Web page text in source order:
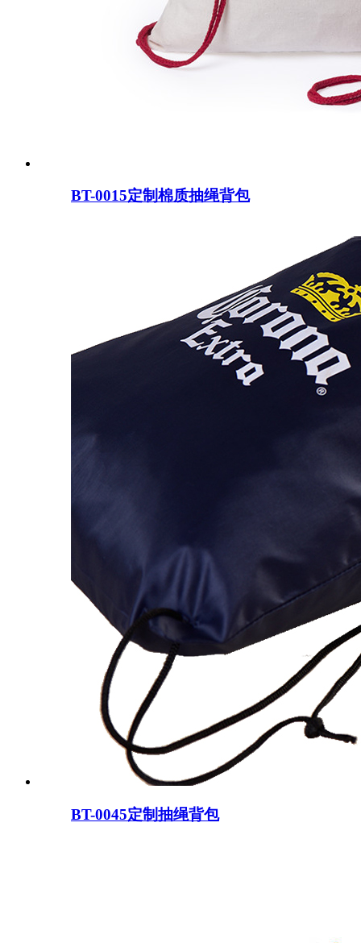
BT-0015定制棉质抽绳背包
BT-0045定制抽绳背包